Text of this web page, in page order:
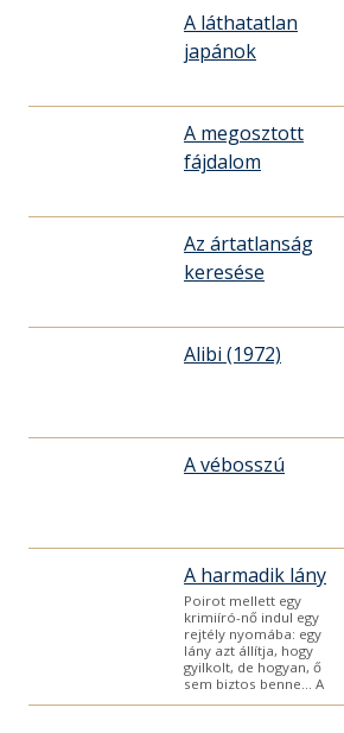
A láthatatlan
japánok
A megosztott
fájdalom
Az ártatlanság
keresése
Alibi (1972)
A vébosszú
A harmadik lány
Poirot mellett egy
krimiíró-nő indul egy
rejtély nyomába: egy
lány azt állítja, hogy
gyilkolt, de hogyan, ő
sem biztos benne… A